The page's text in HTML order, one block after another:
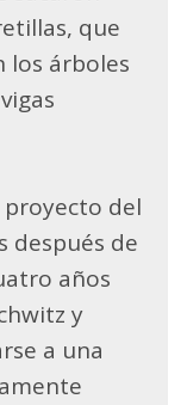
que
los árboles
proyecto del
después de
años
y
a una